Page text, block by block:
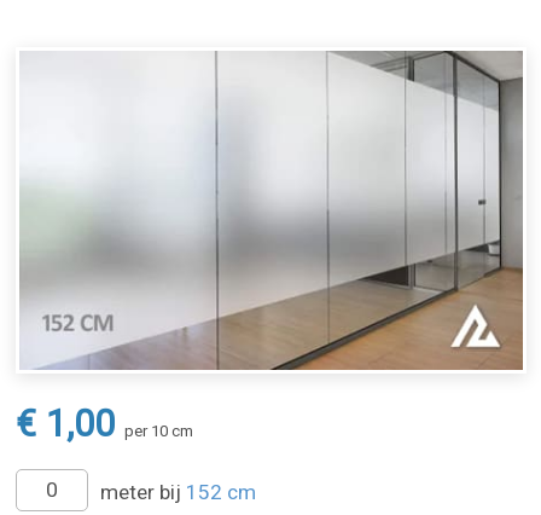
€ 1,00 per 10 cm
meter bij 152 cm